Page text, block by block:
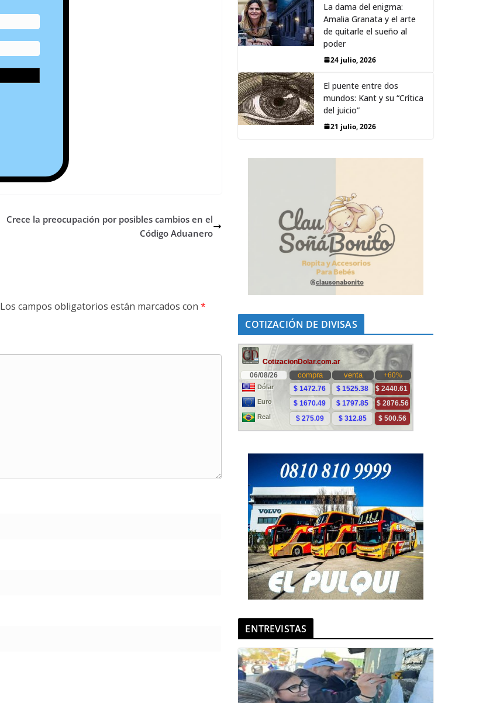
Crece la preocupación por posibles cambios en el
Código Aduanero
Los campos obligatorios están marcados con *
La dama del enigma:
Amalia Granata y el arte
de quitarle el sueño al
poder
24 julio, 2026
El puente entre dos
mundos: Kant y su “Crítica
del juicio”
21 julio, 2026
COTIZACIÓN DE DIVISAS
ENTREVISTAS